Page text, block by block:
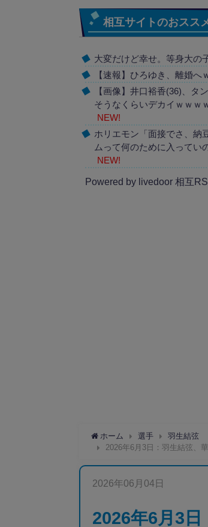
相互サイトのおスス
大変だけど幸せ。等身大の
【速報】ひろゆき、離婚へ
【画像】井口裕香(36)、タ
そうなくらいデカイｗｗｗ
NEW!
ホリエモン「面接でさ、納
ムって何のために入ってい
NEW!
Powered by livedoor 相互
ホーム 選手
羽生結弦
2026年6月3日：羽生結弦、
2026年06月04日
2026年6月3